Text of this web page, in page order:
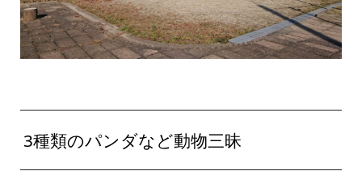
3種類のパンダなど動物三昧